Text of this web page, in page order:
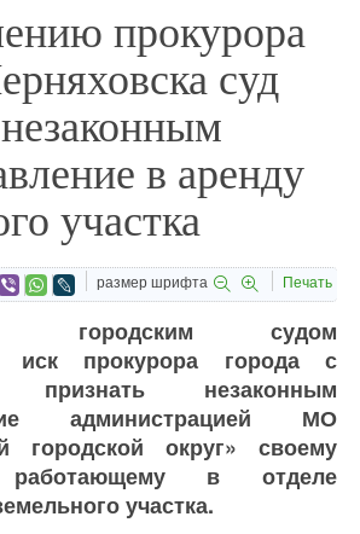
прокурора
суд
в аренду
участка
размер шрифта Печать
городским судом
иск прокурора города с
признать незаконным
администрацией МО
городской округ» своему
работающему в отделе
участка.